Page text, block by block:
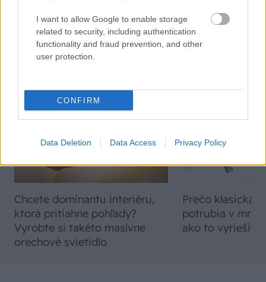
I want to allow Google to enable storage
related to security, including authentication
functionality and fraud prevention, and other
user protection.
CONFIRM
Data Deletion Data Access Privacy Policy
VIDEO
Chcete dominantu interiéru,
ktorá pritiahne pohľady?
Vyrobte si takéto masívne
orechové svietidlo
Prečo klasická
potrubia v
ako to vyriešiť